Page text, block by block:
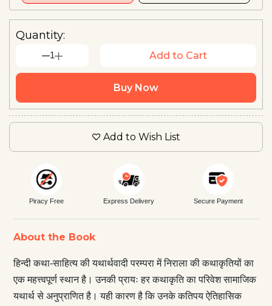
Quantity:
1 Add to Cart
Buy Now
Add to Wish List
Piracy Free Express Delivery Secure Payment
About the Book
हिन्दी कथा-साहित्य की यथार्थवादी परम्परा में निराला की कथाकृतियों का
एक महत्त्वपूर्ण स्थान है। उनकी प्रायः हर कथाकृति का परिवेश सामाजिक
यथार्थ से अनुप्राणित है। यही कारण है कि उनके कतिपय ऐतिहासिक